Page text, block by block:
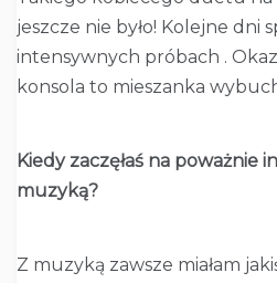
jeszcze nie było! Kolejne dni
intensywnych próbach .
konsola to mieszanka
Kiedy zaczęłaś na poważnie
muzyką?
Z muzyką zawsze miałam